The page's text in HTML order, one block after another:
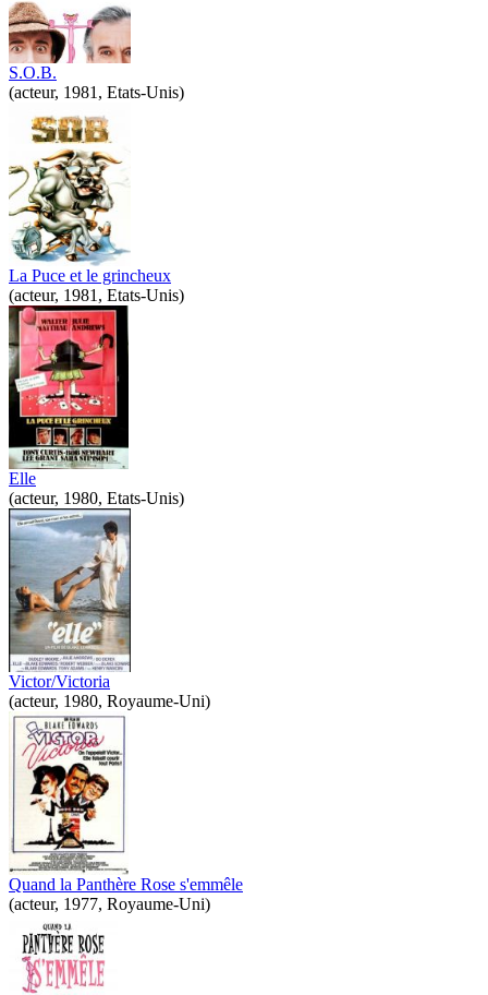
S.O.B.
(acteur, 1981, Etats-Unis)
La Puce et le grincheux
(acteur, 1981, Etats-Unis)
Elle
(acteur, 1980, Etats-Unis)
Victor/Victoria
(acteur, 1980, Royaume-Uni)
Quand la Panthère Rose s'emmêle
(acteur, 1977, Royaume-Uni)